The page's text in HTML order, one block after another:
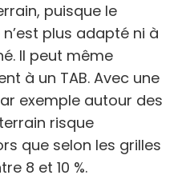
puisque le
plus adapté ni à
Il peut même
à un TAB. Avec une
exemple autour des
risque
que selon les grilles
8 et 10 %.